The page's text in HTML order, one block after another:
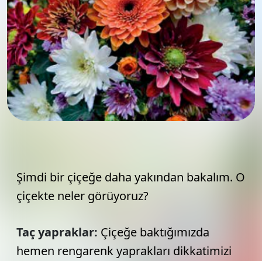
Şimdi bir çiçeğe daha yakından bakalım. O
çiçekte neler görüyoruz?
Taç yapraklar: Çiçeğe baktığımızda
hemen rengarenk yaprakları dikkatimizi